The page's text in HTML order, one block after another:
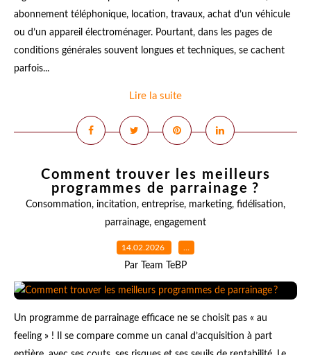
abonnement téléphonique, location, travaux, achat d’un véhicule
ou d’un appareil électroménager. Pourtant, dans les pages de
conditions générales souvent longues et techniques, se cachent
parfois...
Lire la suite
Comment trouver les meilleurs
programmes de parrainage ?
Consommation, incitation, entreprise, marketing, fidélisation,
parrainage, engagement
14.02.2026 …
Par Team TeBP
Un programme de parrainage efficace ne se choisit pas « au
feeling » ! Il se compare comme un canal d’acquisition à part